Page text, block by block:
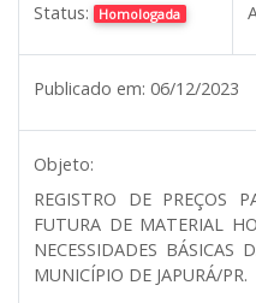
Status: Homologada
Publicado em: 06/12/2023
Objeto:
REGISTRO DE PREÇOS
FUTURA DE MATERIAL
NECESSIDADES BÁSICAS
MUNICÍPIO DE JAPURÁ/PR.